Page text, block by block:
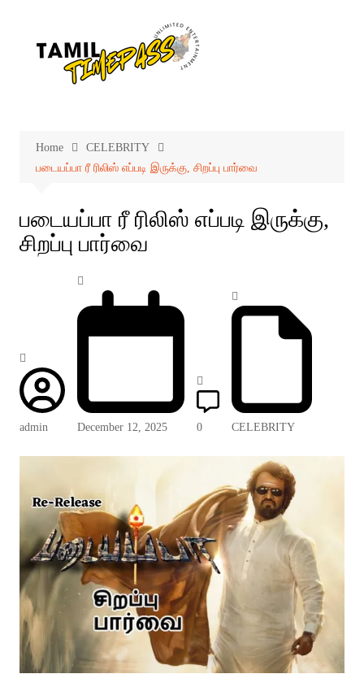
Home
CELEBRITY
படையப்பா ரீ ரிலிஸ் எப்படி இருக்கு, சிறப்பு பார்வை
படையப்பா ரீ ரிலிஸ் எப்படி இருக்கு,
சிறப்பு பார்வை
admin December 12, 2025 0 CELEBRITY